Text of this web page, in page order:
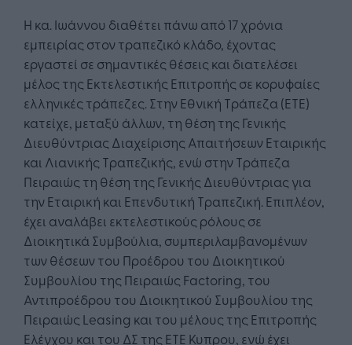
Η κα. Ιωάννου διαθέτει πάνω από 17 χρόνια
εμπειρίας στον τραπεζικό κλάδο, έχοντας
εργαστεί σε σημαντικές θέσεις και διατελέσει
μέλος της Εκτελεστικής Επιτροπής σε κορυφαίες
ελληνικές τράπεζες. Στην Εθνική Τράπεζα (ΕΤΕ)
κατείχε, μεταξύ άλλων, τη θέση της Γενικής
Διευθύντριας Διαχείρισης Απαιτήσεων Εταιρικής
και Λιανικής Τραπεζικής, ενώ στην Τράπεζα
Πειραιώς τη θέση της Γενικής Διευθύντριας για
την Εταιρική και Επενδυτική Τραπεζική. Επιπλέον,
έχει αναλάβει εκτελεστικούς ρόλους σε
Διοικητικά Συμβούλια, συμπεριλαμβανομένων
των θέσεων του Προέδρου του Διοικητικού
Συμβουλίου της Πειραιώς Factoring, του
Αντιπροέδρου του Διοικητικού Συμβουλίου της
Πειραιώς Leasing και του μέλους της Επιτροπής
Ελέγχου και του ΔΣ της ΕΤΕ Κυπρου, ενώ έχει